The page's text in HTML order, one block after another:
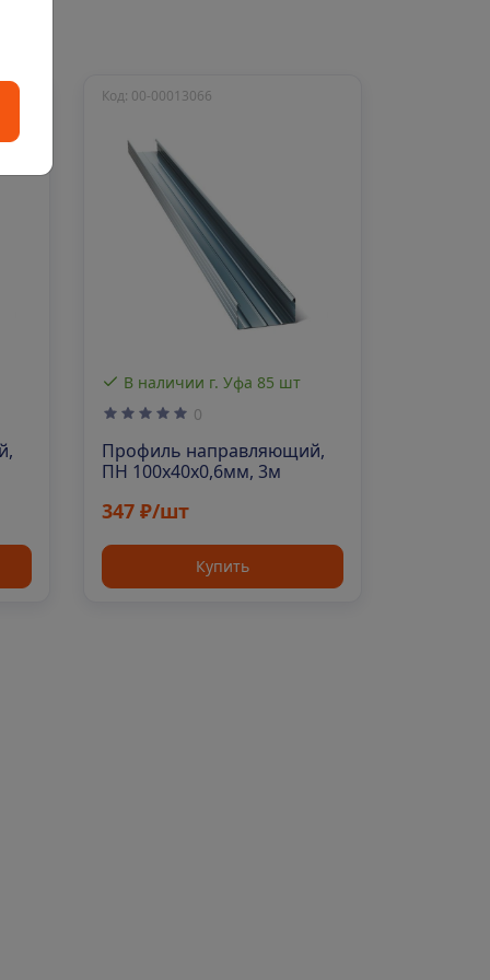
В наличии г. Уфа 85 шт
Код: 00-00013066
0
Профиль направляющий,
ПН 100х40х0,6мм, 3м
347 ₽/шт
Купить